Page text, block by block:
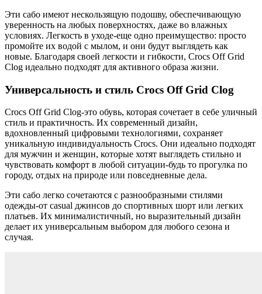
Эти сабо имеют нескользящую подошву, обеспечивающую
уверенность на любых поверхностях, даже во влажных
условиях. Легкость в уходе-еще одно преимущество: просто
промойте их водой с мылом, и они будут выглядеть как
новые. Благодаря своей легкости и гибкости, Crocs Off Grid
Clog идеально подходят для активного образа жизни.
Универсальность и стиль Crocs Off Grid Clog
Crocs Off Grid Clog-это обувь, которая сочетает в себе уличный
стиль и практичность. Их современный дизайн,
вдохновленный цифровыми технологиями, сохраняет
уникальную индивидуальность Crocs. Они идеально подходят
для мужчин и женщин, которые хотят выглядеть стильно и
чувствовать комфорт в любой ситуации-будь то прогулка по
городу, отдых на природе или повседневные дела.
Эти сабо легко сочетаются с разнообразными стилями
одежды-от casual джинсов до спортивных шорт или легких
платьев. Их минималистичный, но выразительный дизайн
делает их универсальным выбором для любого сезона и
случая.